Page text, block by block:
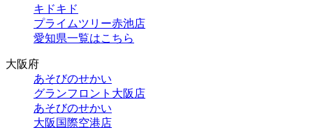
キドキド
プライムツリー赤池店
愛知県一覧はこちら
大阪府
あそびのせかい
グランフロント大阪店
あそびのせかい
大阪国際空港店